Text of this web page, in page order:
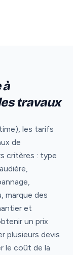
à
travaux
les tarifs
de
critères : type
marque des
et
un prix
plusieurs devis
le coût de la